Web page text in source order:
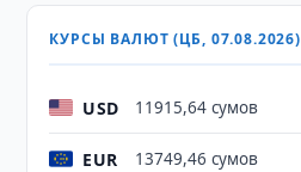
КУРСЫ ВАЛЮТ (ЦБ, 07.08.2026)
USD 11915,64 сумов
EUR 13749,46 сумов